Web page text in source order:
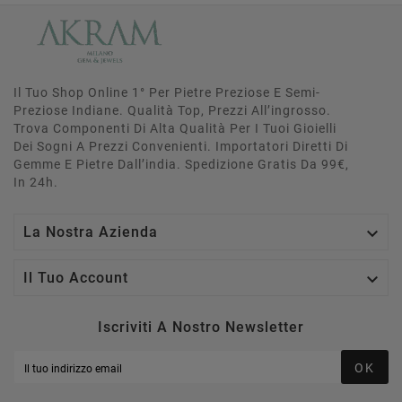
Il Tuo Shop Online 1° Per Pietre Preziose E Semi-
Preziose Indiane. Qualità Top, Prezzi All’ingrosso.
Trova Componenti Di Alta Qualità Per I Tuoi Gioielli
Dei Sogni A Prezzi Convenienti. Importatori Diretti Di
Gemme E Pietre Dall’india. Spedizione Gratis Da 99€,
In 24h.
La Nostra Azienda 
Il Tuo Account 
Iscriviti A Nostro Newsletter
OK